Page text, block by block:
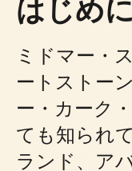
はじめに
ミドマー・
ートストー
ー・カーク
ても知られ
ランド、ア